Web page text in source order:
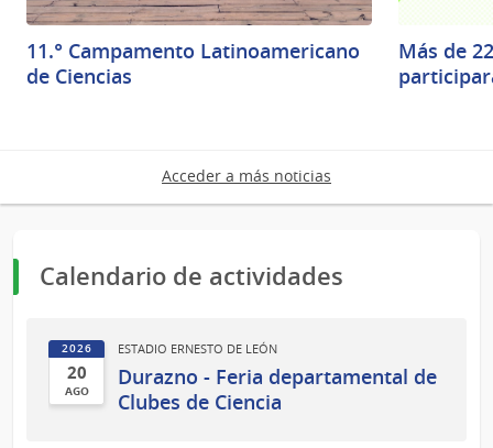
11.° Campamento Latinoamericano
de Ciencias
Más de
Acceder a más noticias
Calendario de actividades
2026
20
AGO
ESTADIO ERNESTO DE LEÓN
Durazno - Feria departamental de
Clubes de Ciencia